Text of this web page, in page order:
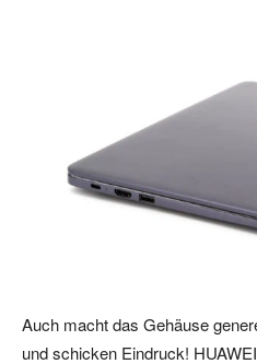
Auch macht das Gehäuse
und schicken Eindruck!